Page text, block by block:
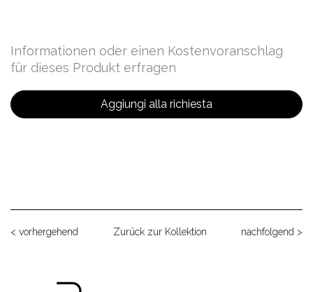
Informationen oder einen Kostenvoranschlag
für dieses Produkt erfragen
Aggiungi alla richiesta
< vorhergehend Zurück zur Kollektion nachfolgend >